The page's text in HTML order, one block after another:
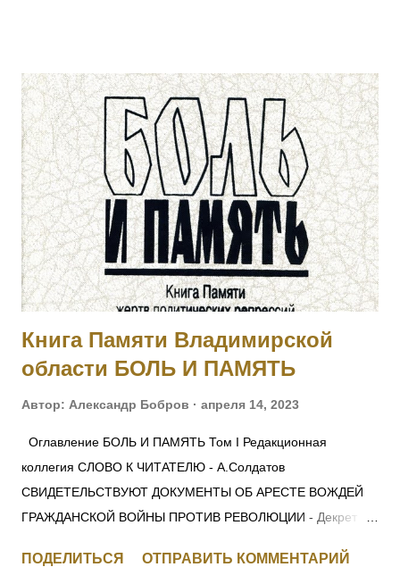
подчиненных и увлек их за собой в атаку, заняв
укрепленные окопы противника. [II-8075, III-52277, IV-93711]
3002 КАТКОВ Моисей — 4 Финляндский стр. полк,
подпрапорщик. За то, что в бою 6.02.1915, за убылью
ротного командира, принял командование ротой, и своей
распорядительностью удержал порядок и отбил атаку
противника, с большим для него уроном. Произведен в
прапорщики за боевые отличия приказом
Главнокомандующего армиями Юго-Западного фронта No
Книга Памяти Владимирской
области БОЛЬ И ПАМЯТЬ
Автор: Александр Бобров апреля 14, 2023
Оглавление БОЛЬ И ПАМЯТЬ Том I Редакционная
коллегия СЛОВО К ЧИТАТЕЛЮ - А.Солдатов
СВИДЕТЕЛЬСТВУЮТ ДОКУМЕНТЫ ОБ АРЕСТЕ ВОЖДЕЙ
ГРАЖДАНСКОЙ ВОЙНЫ ПРОТИВ РЕВОЛЮЦИИ - Декрет
ПОДЕЛИТЬСЯ
ОТПРАВИТЬ КОММЕНТАРИЙ